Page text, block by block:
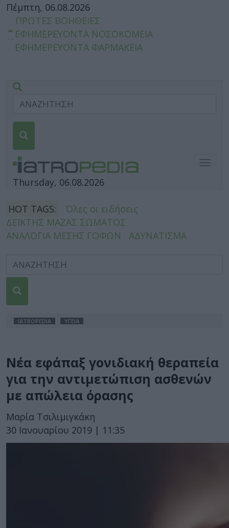
Πέμπτη, 06.08.2026
ΠΡΩΤΕΣ ΒΟΗΘΕΙΕΣ
ΕΦΗΜΕΡΕΥΟΝΤΑ ΝΟΣΟΚΟΜΕΙΑ
ΕΦΗΜΕΡΕΥΟΝΤΑ ΦΑΡΜΑΚΕΙΑ
Thursday, 06.08.2026
HOT TAGS:
Όλες οι ειδήσεις
ΔΕΙΚΤΗΣ ΜΑΖΑΣ ΣΩΜΑΤΟΣ
ΑΝΑΛΟΓΙΑ ΜΕΣΗΣ ΓΟΦΩΝ
ΑΔΥΝΑΤΙΣΜΑ
IATROPEDIA ΥΓΕΙΑ
Νέα εφάπαξ γονιδιακή θεραπεία
για την αντιμετώπιση ασθενών
με απώλεια όρασης
Μαρία Τσιλιμιγκάκη
30 Ιανουαρίου 2019 | 11:35